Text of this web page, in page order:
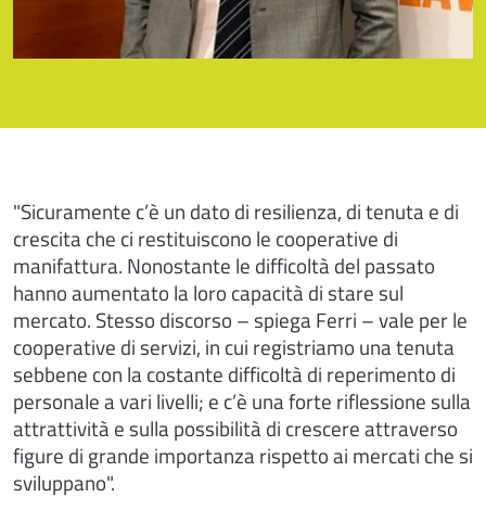
"Sicuramente c’è un dato di resilienza, di tenuta e di
crescita che ci restituiscono le cooperative di
manifattura. Nonostante le difficoltà del passato
hanno aumentato la loro capacità di stare sul
mercato. Stesso discorso – spiega Ferri – vale per le
cooperative di servizi, in cui registriamo una tenuta
sebbene con la costante difficoltà di reperimento di
personale a vari livelli; e c’è una forte riflessione sulla
attrattività e sulla possibilità di crescere attraverso
figure di grande importanza rispetto ai mercati che si
sviluppano".